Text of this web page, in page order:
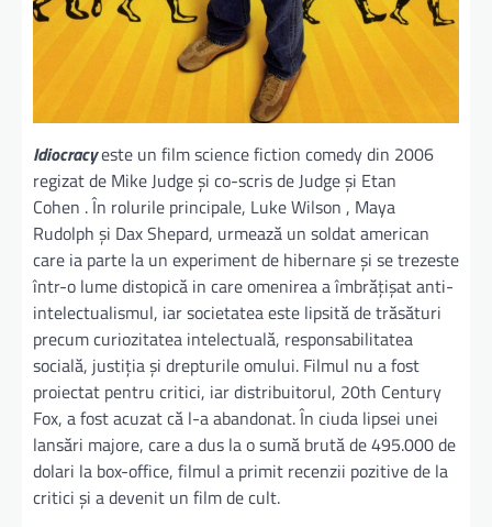
Idiocracyeste un film science fiction comedy din 2006
regizat de Mike Judge și co-scris de Judge și Etan
Cohen . În rolurile principale, Luke Wilson , Maya
Rudolph și Dax Shepard, urmează un soldat american
care ia parte la un experiment de hibernare și se trezeste
într-o lume distopică in care omenirea a îmbrățișat anti-
intelectualismul, iar societatea este lipsită de trăsături
precum curiozitatea intelectuală, responsabilitatea
socială, justiția și drepturile omului. Filmul nu a fost
proiectat pentru critici, iar distribuitorul, 20th Century
Fox, a fost acuzat că l-a abandonat. În ciuda lipsei unei
lansări majore, care a dus la o sumă brută de 495.000 de
dolari la box-office, filmul a primit recenzii pozitive de la
critici și a devenit un film de cult.